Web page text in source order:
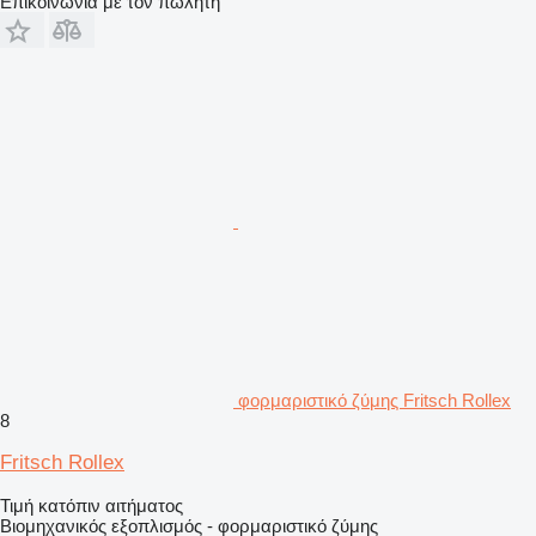
φορμαριστικό ζύμης Fritsch Rollex
8
Fritsch Rollex
Τιμή κατόπιν αιτήματος
Βιομηχανικός εξοπλισμός - φορμαριστικό ζύμης